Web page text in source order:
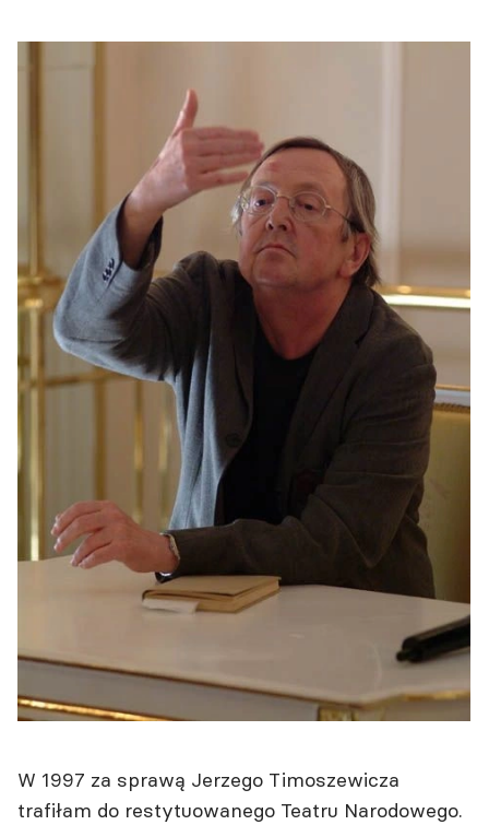
W 1997 za sprawą Jerzego Timoszewicza
trafiłam do restytuowanego Teatru Narodowego.